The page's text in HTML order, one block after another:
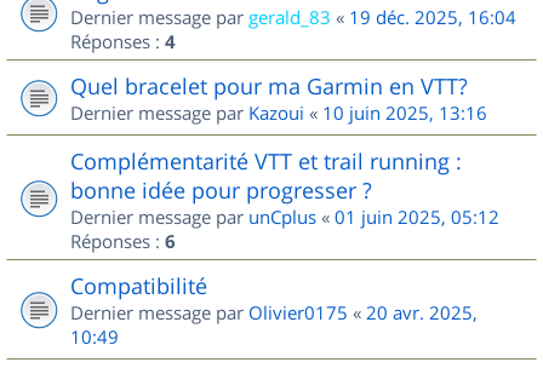
Dernier message par gerald_83 « 19 déc. 2025, 16:04
Réponses : 4
Quel bracelet pour ma Garmin en VTT?
Dernier message par Kazoui « 10 juin 2025, 13:16
Complémentarité VTT et trail running :
bonne idée pour progresser ?
Dernier message par unCplus « 01 juin 2025, 05:12
Réponses : 6
Compatibilité
Dernier message par Olivier0175 « 20 avr. 2025,
10:49